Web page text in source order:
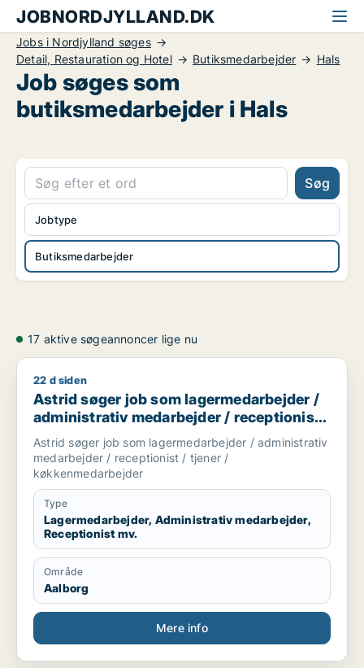
JOBNORDJYLLAND.DK
Jobs i Nordjylland søges
Detail, Restauration og Hotel
Butiksmedarbejder Hals
Job søges som
butiksmedarbejder i Hals
Søg
Butiksmedarbejder
Jobtype
17 aktive søgeannoncer lige nu
Astrid søger job som lagermedarbejder / administrativ
22 d siden
Astrid søger job som lagermedarbejder /
administrativ medarbejder / receptionist /
tjener / køkkenmedarbejder
Astrid søger job som lagermedarbejder / administrativ
medarbejder / receptionist / tjener /
køkkenmedarbejder
Type
Lagermedarbejder, Administrativ medarbejder,
Receptionist mv.
Område
Aalborg
Mere info